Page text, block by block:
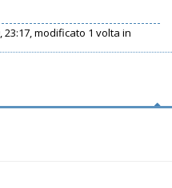
23:17, modificato 1 volta in